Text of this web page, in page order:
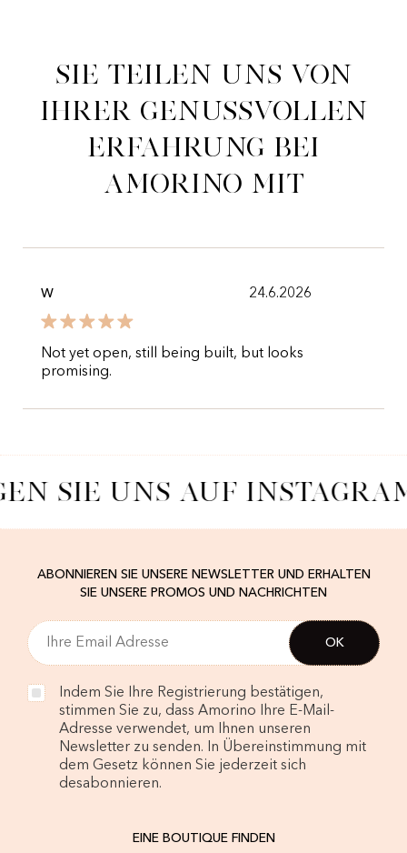
Sie teilen uns von
ihrer genussvollen
Erfahrung bei
Amorino mit
W 24.6.2026
Not yet open, still being built, but looks
promising.
SIE UNS AUF
ABONNIEREN SIE UNSERE NEWSLETTER UND ERHALTEN
SIE UNSERE PROMOS UND NACHRICHTEN
Indem Sie Ihre Registrierung bestätigen,
stimmen Sie zu, dass Amorino Ihre E-Mail-
Adresse verwendet, um Ihnen unseren
Newsletter zu senden. In Übereinstimmung mit
dem Gesetz können Sie jederzeit sich
desabonnieren.
EINE BOUTIQUE FINDEN